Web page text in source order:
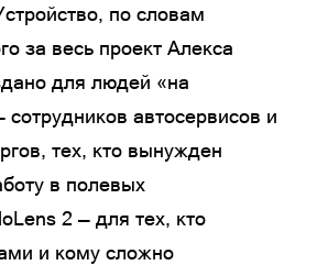
по словам
за весь проект Алекса
для людей «на
сотрудников автосервисов и
тех, кто вынужден
в полевых
2 — для тех, кто
и кому сложно